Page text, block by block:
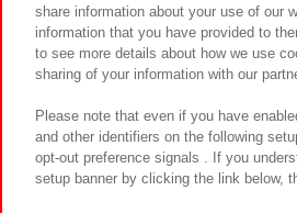
share information about your use of our
information that you have provided to
to see more details about how we use
sharing of your information with our
Please note that even if you have
and other identifiers on the following
opt-out preference signals . If you
setup banner by clicking the link below,